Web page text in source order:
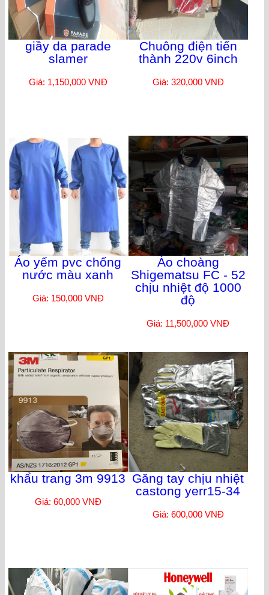
giầy da parade
slamer
Giá: 1,150,000 VNĐ
Chuông điện tiến
thành 220v 6inch
Giá: 320,000 VNĐ
Áo yếm pvc chống
nước màu xanh
Giá: 150,000 VNĐ
Áo choàng
Shigematsu FC - 52
chịu nhiệt độ 1000
độ
Giá: 11,500,000 VNĐ
khẩu trang 3m 9913
Giá: 60,000 VNĐ
Găng tay chịu nhiệt
castong yerr15-34
Giá: 600,000 VNĐ